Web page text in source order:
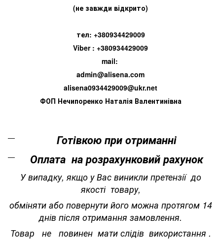
(не завжди відкрито)
тел: +380934429009
Viber : +380934429009
mail:
admin@alisena.com
alisena0934429009@ukr.net
ФОП Нечипоренко Наталія Валентинівна
Готівкою при отриманні
Оплата на розрахунковий рахунок
У випадку, якщо у Вас виникли претензії до
якості товару,
обміняти або повернути його можна протягом 14
днів після отримання замовлення.
Товар не повинен мати слідів використання .